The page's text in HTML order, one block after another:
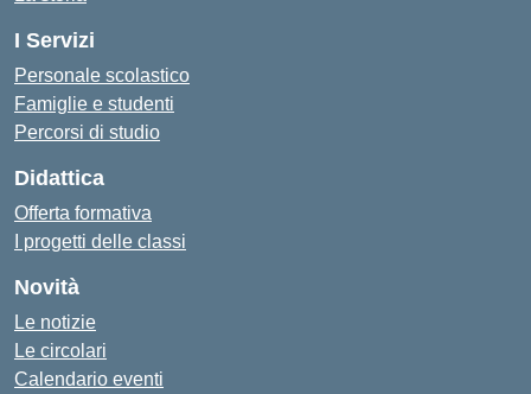
I Servizi
Personale scolastico
Famiglie e studenti
Percorsi di studio
Didattica
Offerta formativa
I progetti delle classi
Novità
Le notizie
Le circolari
Calendario eventi